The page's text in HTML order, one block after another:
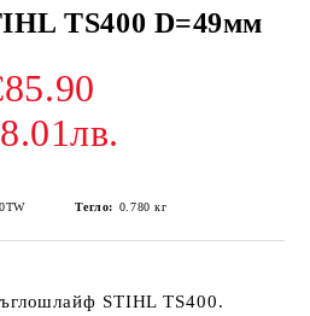
TS400 D=49мм
Тегло: 0.780 кг
STIHL TS400.